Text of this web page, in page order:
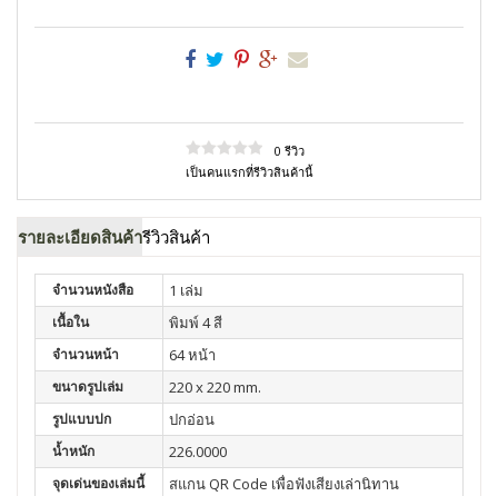
0 รีวิว
เป็นคนแรกที่รีวิวสินค้านี้
รายละเอียดสินค้ารีวิวสินค้า
จำนวนหนังสือ 1 เล่ม
เนื้อใน พิมพ์ 4 สี
จำนวนหน้า 64 หน้า
ขนาดรูปเล่ม 220 x 220 mm.
รูปแบบปก ปกอ่อน
น้ำหนัก 226.0000
จุดเด่นของเล่มนี้ สแกน QR Code เพื่อฟังเสียงเล่านิทาน